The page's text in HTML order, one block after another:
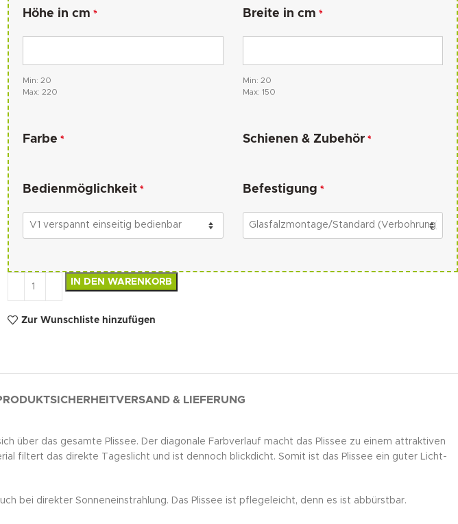
Höhe in cm *
Min: 20
Max: 220
Breite in cm *
Min: 20
Max: 150
Farbe * Schienen & Zubehör*
Bedienmöglichkeit * Befestigung *
IN DEN WARENKORB
Zur Wunschliste hinzufügen
VERSAND & LIEFERUNG
das gesamte Plissee. Der diagonale Farbverlauf macht das Plissee zu einem attraktiven
filtert das direkte Tageslicht und ist dennoch blickdicht. Somit ist das Plissee ein guter Licht-
bei direkter Sonneneinstrahlung. Das Plissee ist pflegeleicht, denn es ist abbürstbar.